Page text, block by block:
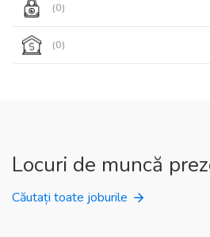
(0)
(0)
Locuri de muncă
Căutați toate joburile